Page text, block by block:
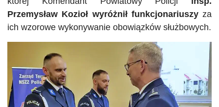
Przemysław Kozioł wyróżnił funkcjonariuszyza
ich wzorowe wykonywanie obowiązków służbowych.